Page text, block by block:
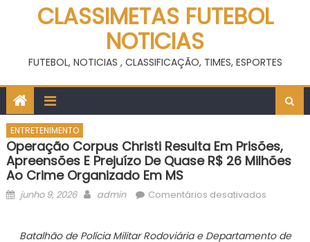
CLASSIMETAS FUTEBOL
NOTICIAS
FUTEBOL, NOTICIAS , CLASSIFICAÇÃO, TIMES, ESPORTES
ENTRETENIMENTO
Operação Corpus Christi Resulta Em Prisões,
Apreensões E Prejuízo De Quase R$ 26 Milhões
Ao Crime Organizado Em MS
Posted
junho 9, 2026 Author
admin Comentários desativadosem
Batalhão de Polícia Militar Rodoviária e Departamento de